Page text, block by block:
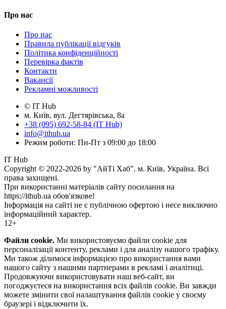
Про нас
Про нас
Правила публікації відгуків
Політика конфіденційності
Перевірка фактів
Контакти
Вакансії
Рекламні можливості
© IT Hub
м. Київ, вул. Дегтярівська, 8а
+38 (095) 692-58-84 (IT Hub)
info@ithub.ua
Режим роботи: Пн-Пт з 09:00 до 18:00
IT Hub
Copyright © 2022-2026 by "АйТі Хаб". м. Київ, Україна. Всі
права захищені.
При використанні матеріалів сайту посилання на
https://ithub.ua обов'язкове!
Інформація на сайті не є публічною офертою і несе виключно
інформаційний характер.
12+
Файли cookie. Ми використовуємо файли cookie для
персоналізації контенту, реклами і для аналізу нашого трафіку.
Ми також ділимося інформацією про використання вами
нашого сайту з нашими партнерами в рекламі і аналітиці.
Продовжуючи використовувати наш веб-сайт, ви
погоджуєтеся на використання всіх файлів cookie. Ви завжди
можете змінити свої налаштування файлів cookie у своєму
браузері і відключити їх.